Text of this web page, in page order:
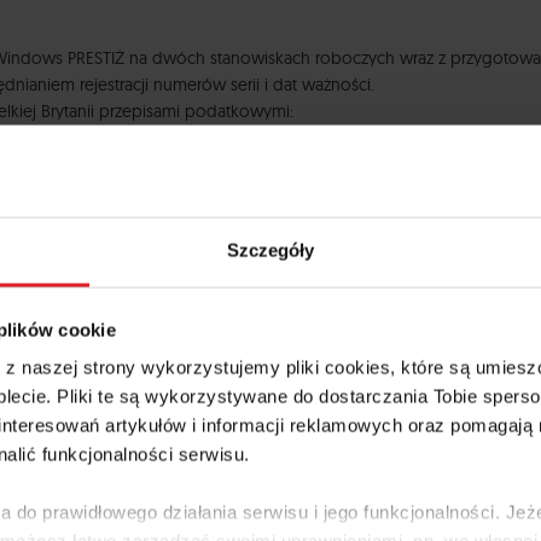
Szczegóły
cookie
z naszej strony wykorzystujemy pliki cookies, które są
Pliki te są wykorzystywane do dostarczania Tobie
artykułów i informacji reklamowych oraz
funkcjonalności serwisu.
do prawidłowego działania serwisu i jego funkcjonalności.
PRESTIŻ na dwóch stanowiskach roboczych wraz z
rejestracji numerów serii i dat ważności.
Brytanii przepisami podatkowymi:
jest sprzedaż z uwzględnieniem numerów serii i dat ważności dla
jakim są farmaceutyki. Wszystkie wydruki przygotowano
i daty ważności